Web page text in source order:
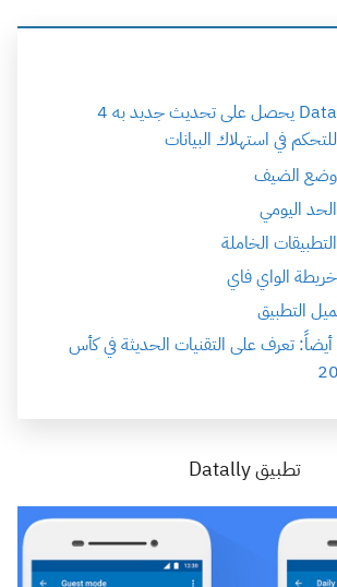
تطبيق Datally يحصل على تحديث جديد به 4
في استهلاك البيانات
التطبيق
أيضاً: تعرف على التقنيات الحديثة في كأس
تطبيق Datally